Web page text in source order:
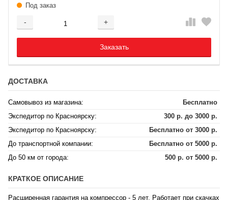
Под заказ
- +
Добавляется...
Заказать
Добавлен
ДОСТАВКА
Самовывоз из магазина:
Бесплатно
Экспедитор по Красноярску:
300 р. до 3000 р.
Экспедитор по Красноярску:
Бесплатно от 3000 р.
До транспортной компании:
Бесплатно от 5000 р.
До 50 км от города:
500 р. от 5000 р.
КРАТКОЕ ОПИСАНИЕ
Расширенная гарантия на компрессор - 5 лет. Работает при скачках